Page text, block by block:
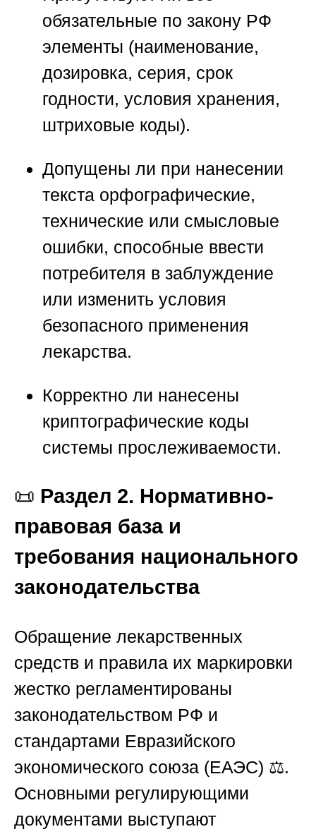
обязательные по закону РФ
элементы (наименование,
дозировка, серия, срок
годности, условия хранения,
штриховые коды).
Допущены ли при нанесении
текста орфографические,
технические или смысловые
ошибки, способные ввести
потребителя в заблуждение
или изменить условия
безопасного применения
лекарства.
Корректно ли нанесены
криптографические коды
системы прослеживаемости.
📜 Раздел 2. Нормативно-
правовая база и
требования национального
законодательства
Обращение лекарственных
средств и правила их маркировки
жестко регламентированы
законодательством РФ и
стандартами Евразийского
экономического союза (ЕАЭС) ⚖️.
Основными регулирующими
документами выступают